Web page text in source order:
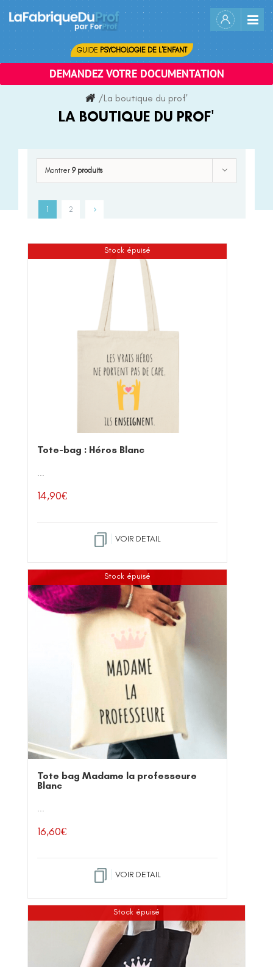
content
GUIDE PSYCHOLOGIE DE L'ENFANT
DEMANDEZ VOTRE DOCUMENTATION
/La boutique du prof'
LA BOUTIQUE DU PROF'
Montrer 9 produits
1 2
Stock épuisé
Tote-bag : Héros Blanc
...
14,90€
VOIR DETAIL
Stock épuisé
Tote bag Madame la professeure
Blanc
...
16,60€
VOIR DETAIL
Stock épuisé